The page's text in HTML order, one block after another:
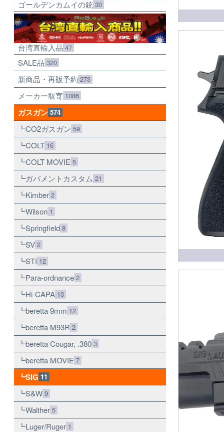
ゴールデンカムイの銃 30
台湾直輸入品 47
SALE品 320
新商品・再販予約 273
メーカー取寄 1086
ガスガン 574
CO2ガスガン 59
COLT 16
COLT MOVIE 5
ガバメントカスタム 21
Kimber 2
Wilson 1
Springfield 8
SV 2
STI 12
Para-ordnance 2
Hi-CAPA 13
beretta 9mm 12
beretta M93R 2
beretta Cougar, .380 3
beretta MOVIE 7
SIG 11
S&W 9
Walther 5
Luger/Ruger 1